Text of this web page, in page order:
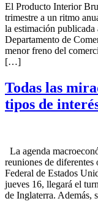
El Producto Interior
trimestre a un ritmo
la estimación
Departamento de
menor freno del
[…]
Todas las
tipos de
La agenda
reuniones de diferentes
Federal de Estados
jueves 16, llegará el
de Inglaterra.